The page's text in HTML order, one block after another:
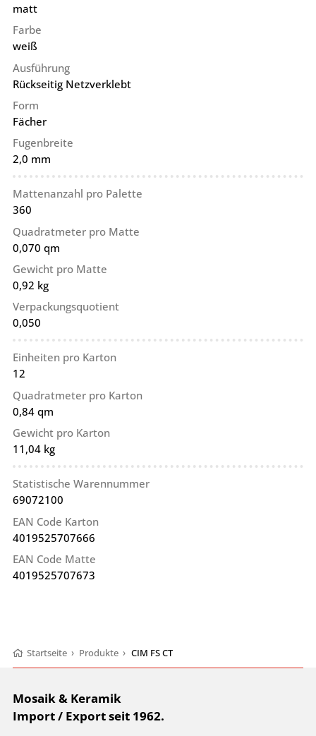
matt
Farbe
weiß
Ausführung
Rückseitig Netzverklebt
Form
Fächer
Fugenbreite
2,0 mm
Mattenanzahl pro Palette
360
Quadratmeter pro Matte
0,070 qm
Gewicht pro Matte
0,92 kg
Verpackungsquotient
0,050
Einheiten pro Karton
12
Quadratmeter pro Karton
0,84 qm
Gewicht pro Karton
11,04 kg
Statistische Warennummer
69072100
EAN Code Karton
4019525707666
EAN Code Matte
4019525707673
Startseite › Produkte › CIM FS CT
Mosaik & Keramik
Import / Export seit 1962.